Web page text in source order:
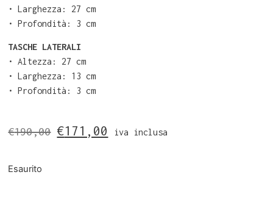
•⁠ ⁠Larghezza: 27 cm
•⁠ ⁠Profondità: 3 cm
TASCHE LATERALI
•⁠ ⁠Altezza: 27 cm
•⁠ ⁠Larghezza: 13 cm
•⁠ ⁠Profondità: 3 cm
€190,00 €171,00 iva inclusa
Esaurito